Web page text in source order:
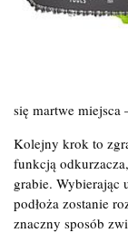
się martwe miejsca
Kolejny krok to
funkcją
grabie. Wybierając
podłoża zostanie
znaczny sposób